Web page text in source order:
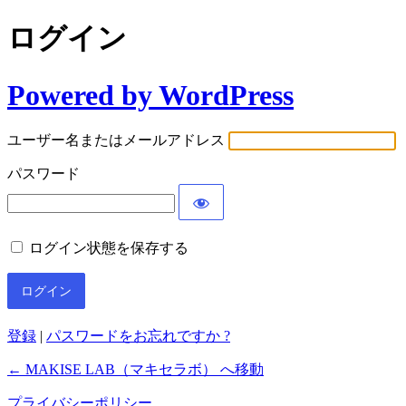
ログイン
Powered by WordPress
ユーザー名またはメールアドレス
パスワード
ログイン状態を保存する
登録 | パスワードをお忘れですか ?
← MAKISE LAB（マキセラボ） へ移動